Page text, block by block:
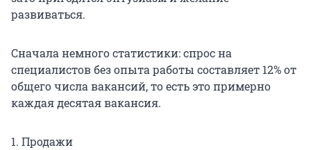
развиваться.
Сначала немного статистики: спрос на
специалистов без опыта работы составляет 12% от
общего числа вакансий, то есть это примерно
каждая десятая вакансия.
1. Продажи